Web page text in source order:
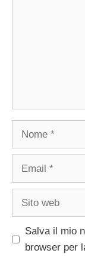
Nome
Email
Sito
Salva il mio
browser per